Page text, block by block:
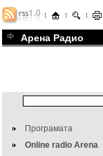
Арена Радио
Програмата
Online radio Arena